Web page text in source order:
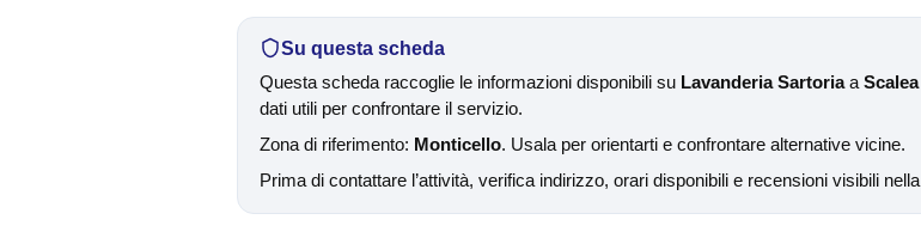
Su questa scheda
Questa scheda raccoglie le informazioni disponibili su Lavanderia Sartoriaa Scalea
dati utili per confrontare il servizio.
Zona di riferimento: Monticello. Usala per orientarti e confrontare alternative vicine.
Prima di contattare l’attività, verifica indirizzo, orari disponibili e recensioni visibili